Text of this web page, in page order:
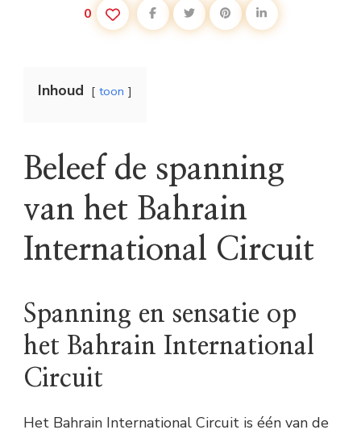
0
Inhoud toon
Beleef de spanning
van het Bahrain
International Circuit
Spanning en sensatie op
het Bahrain International
Circuit
Het Bahrain International Circuit is één van de